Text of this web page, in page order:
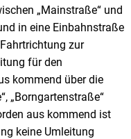
„Mainstraße“ und
in eine Einbahnstraße
zur
für den
kommend über die
„Borngartenstraße“
aus kommend ist
keine Umleitung